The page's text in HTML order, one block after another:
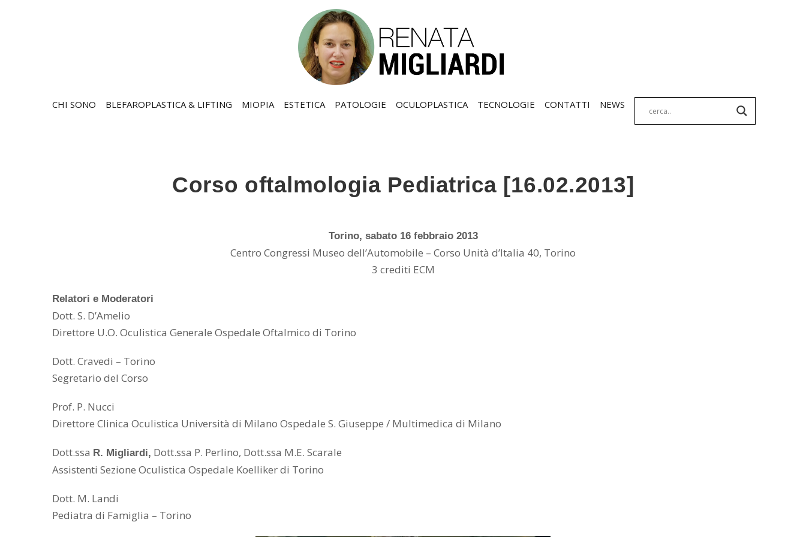
CHI SONO BLEFAROPLASTICA & LIFTING MIOPIA ESTETICA PATOLOGIE OCULOPLASTICA TECNOLOGIE CONTATTI NEWS
Corso oftalmologia Pediatrica [16.02.2013]
Torino, sabato 16 febbraio 2013
Centro Congressi Museo dell’Automobile – Corso Unità d’Italia 40, Torino
3 crediti ECM
Relatori e Moderatori
Dott. S. D’Amelio
Direttore U.O. Oculistica Generale Ospedale Oftalmico di Torino
Dott. Cravedi – Torino
Segretario del Corso
Prof. P. Nucci
Direttore Clinica Oculistica Università di Milano Ospedale S. Giuseppe / Multimedica di Milano
Dott.ssa R. Migliardi, Dott.ssa P. Perlino, Dott.ssa M.E. Scarale
Assistenti Sezione Oculistica Ospedale Koelliker di Torino
Dott. M. Landi
Pediatra di Famiglia – Torino